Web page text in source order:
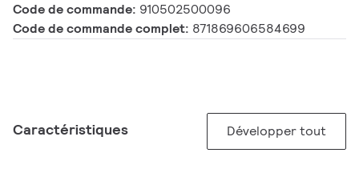
Code de commande: 910502500096
Code de commande complet: 871869606584699
Caractéristiques Développer tout